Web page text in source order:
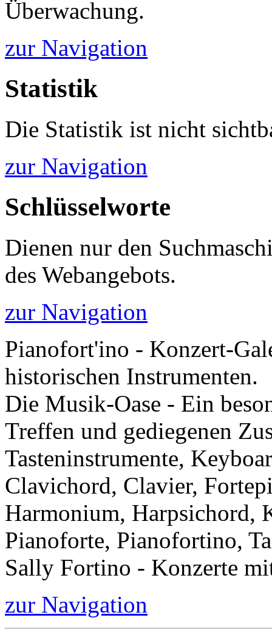
Überwachung.
zur Navigation
Statistik
Die Statistik ist nicht
zur Navigation
Schlüsselworte
Dienen nur den
des Webangebots.
zur Navigation
Pianofort'ino - Konzert-
historischen Instrumenten.
Die Musik-Oase - Ein
Treffen und gediegenen
Tasteninstrumente,
Clavichord, Clavier,
Harmonium, Harpsichord,
Pianoforte, Pianofortino,
Sally Fortino - Konzerte
zur Navigation